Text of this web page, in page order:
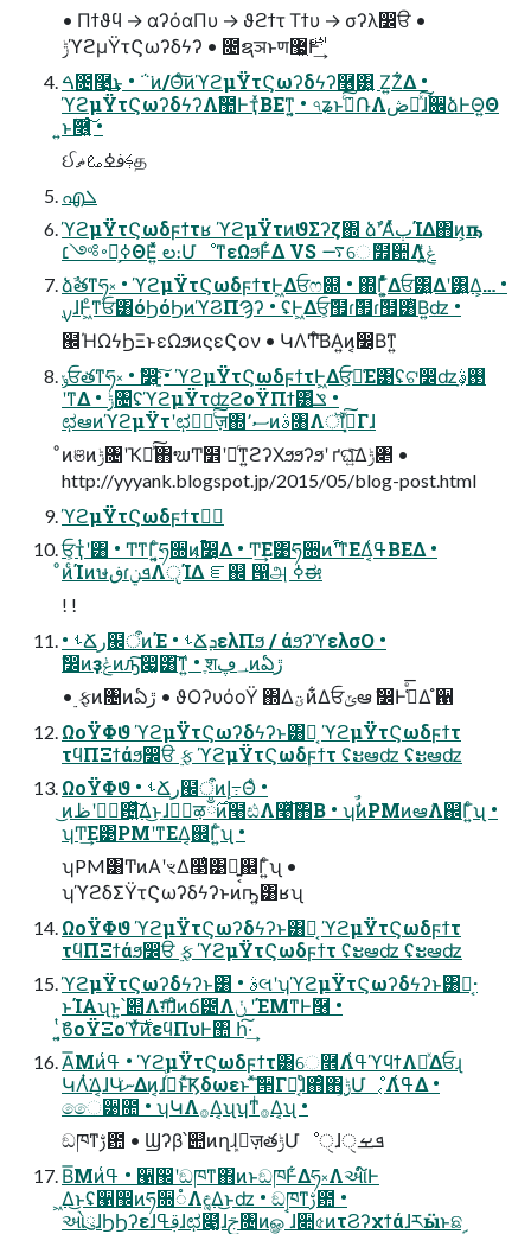
• Πϯϑϥ → αʔόαΠυ → ϑϩϯτ Τϯυ → σʔλ෼ੳ •
ݱϓϩμΫτϚωʔδϟʔ • ೔ຊञͱण͕࢘޷͖Ͱ͢
ࠓ೔࿩͢͜ͱ • ΅͘ͷ/Θͨ͠ͷϓϩμΫτϚωʔδϟʔ࿦͸͍ Ζ͍Ζ͋Δ •
ϓϩμΫτϚωʔδϟʔΛࣾ಺ͰҭͯΒΕͳ͍͔ • ৭ʑͱࢼͨ݁͠ՌΛڞ༗ͯ͠ɺ࠙਌ձͰΘ͍Θ
͍ͱٞ࿦͍ͨ͠ •
ઈࢍࢼߦࡨޡத
എܠ
ϓϩμΫτϚωδϝϯτʁ ϓϩμΫτͷϑΣʔζ΍ ձࣾʹΑͬͯٻΊΔ΋ͷ͕ҧ͏
࠾༻׆ಈ͕ߦΘΕ͍ͯͯ ల։ՄೳͳεΩϧͰ͋Δ VS ࠷େެ໿਺Λݟ͚͍ͭͨ
ձࣾతͳཧ༝ • ϓϩμΫτϚωδϝϯτͰ͖Δਓෆ଍ • ΍Γ͕͍ͨͬͯΔਓ͸͍Δʹ͸͍Δ͕… •
࣮ࡍɺͰ͖ͦ͏ͳਓ͸όϦόϦͷϓϨΠϠʔ • ʢͰ͖Δਓ͕݉຿ɾ݉຿ɾ݉຿͸ͭΒ͍ʣ •
๬ΉΩϟϦΞͱεΩϧͷϛεϚον • ԿΛͲ͏ͨ͠ΒΑ͍ͷ͔෼͔Βͳ͍
ݸਓతͳཧ༝ • ࣗ෼ָ͕͍ͨ͠ • ϓϩμΫτϚωδϝϯτͰ͖Δਓ͕૿͑Ε͹ʢଟ෼ʣ࢓ࣄָ͕
ʹͳΔ • ݱ৔ʢϓϩμΫτʣϩοΫΠϯ͸ݏͩ •
ಛఆͷϓϩμΫτʹಛԽٕͨ͠ज़΍ސ٬ͷࣄ৘Λॏࢹ͓ͯ͠Γɺ
ͦͷଞͷݱ৔ʹҠಈͯ͠΋ຆͲ໾ʹཱͨͳ͍ϩʔΧϧϧʔϧʹ ґଘ͍ͯ͠Δݱ৅ •
http://yyyank.blogspot.jp/2015/05/blog-post.html
ϓϩμΫτϚωδϝϯτڭࣨ
ਓ͕ҭͭʹ͸ • Ͳ͏ͳΓ͍͔ͨཧ૝ͷ͕࢟෼͔Δ • Ͳ͏͢Ε͹ཧ૝ͷ࢟ʹͳΕΔ͔ߟ͑ΒΕΔ •
ͦͷͨΊͷษڧɾܦݧΛੵΊΔ ೝ஌ ൑அ ߦಈ
! !
• ࢀՃر๬ऀͷΈ • ࢀՃܕελΠϧ / άϧʔϓελσΟ •
ࣗ෼ͷҙݟͷԡ͠෇͚͸͠ͳ͍ • ֶश؀ڥͷఏڙ
• ࣮ફͷ৔ͷఏڙ • ϑΟʔυόοΫ ΍Δؾͷ͋Δਓݶఆ ࣗ෼Ͱߟ͑ͤ͞Δ ํ਑
ΩοΫΦϑ ϓϩμΫτϚωʔδϟʔͱ͸Կ͔ ϓϩμΫτϚωδϝϯτ
τϥΠΞϯάϧ෼ੳ ࣮ફ ϓϩμΫτϚωδϝϯτ ʢະఆʣ ʢະఆʣ
ΩοΫΦϑ • ࢀՃر๬ऀͷإ߹Θͤ •
͜ͷڭࣨʹظ଴͍ͯ͠Δ͜ͱɺڭࣨऴྃ࣌ͷ໨ඪΛ࿩ͯ͠΋Β͏ • ʮࣗࣾͷPMͷఆٛΛ஌Γ͍ͨʯ •
ʮͲ͏͢Ε͹PMʹͳΕΔ͔஌Γ͍ͨʯ •
ʮPM͸ͲͷΑ͏ʹৼΔ෣͑͹ྑ͍͔஌Γ͍ͨʯ •
ʮϓϩδΣΫτϚωʔδϟʔͱͷҧ͍͸ʁʯ
ΩοΫΦϑ ϓϩμΫτϚωʔδϟʔͱ͸Կ͔ ϓϩμΫτϚωδϝϯτ
τϥΠΞϯάϧ෼ੳ ࣮ફ ϓϩμΫτϚωδϝϯτ ʢະఆʣ ʢະఆʣ
ϓϩμΫτϚωʔδϟʔͱ͸ • ࣄલʹʮϓϩμΫτϚωʔδϟʔͱ͸Կ͔·
ͱΊΑ͏ʯͱ͍͏՝୊Λग़͠ɺͦͷճ౴Λݩ ʹΈΜͳͰٞ࿦ •
͍͔ͭ͘ϐοΫΞοϓͯ࣍͠ͷεϥΠυͰ঺ հ͠·͢
A͞Μͷߟ͑ • ϓϩμΫτϚωδϝϯτ͸େ࿮Λߟ͑ϓϥϯΛཱͯΔਓɻ
ԿΛͭ͘Δ͔ɺԿނͭ͘Δͷ͔ɺ࡞ͬͨͱͯ͠Ϗδωεͱ ͯ͠੒Γཱ͔ͭɺͦ΋ͦ΋࣮ݱ͕Մೳ͔Λߟ͑Δ •
ෛ͏੹೚ • ʮԿΛ࡞Δ͔ʯʮͳͥ࡞Δ͔ʯ •
ඞཁͳࢹ఺ • Ϣʔβ՝୊ͷղܾɺٕज़త࣮ݱՄೳੑɺܦࡁੑ
B͞Μͷߟ͑ • ੡඼ʹඞཁͳ΋ͷͱඞཁͰ͋Δཧ༝Λઆ໌Ͱ
͖Δ͜ͱʢ੡඼ͷཧ૝૾Λඳ͚Δ͜ͱʣ • ඞཁͳࢹ఺ •
ઓུɺϦϦʔεɺࢥߟɺಛ௃͚ͮɺࢢ৔ͷௐ ࠪɺ૊৫ͷτϨʔχϯάɺརӹͱଛࣦ